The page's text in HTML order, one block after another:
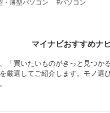
・薄型パソコン #パソコン
マイナビおすすめナ
「買いたいものがきっと見つか
厳選してご紹介します。モノ選